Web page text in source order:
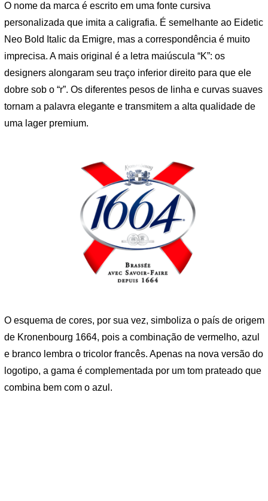
O nome da marca é escrito em uma fonte cursiva
personalizada que imita a caligrafia. É semelhante ao Eidetic
Neo Bold Italic da Emigre, mas a correspondência é muito
imprecisa. A mais original é a letra maiúscula “K”: os
designers alongaram seu traço inferior direito para que ele
dobre sob o “r”. Os diferentes pesos de linha e curvas suaves
tornam a palavra elegante e transmitem a alta qualidade de
uma lager premium.
O esquema de cores, por sua vez, simboliza o país de origem
de Kronenbourg 1664, pois a combinação de vermelho, azul
e branco lembra o tricolor francês. Apenas na nova versão do
logotipo, a gama é complementada por um tom prateado que
combina bem com o azul.